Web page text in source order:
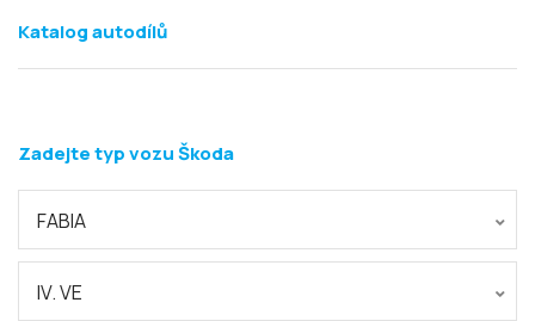
Zadejte typ vozu Škoda
FABIA
IV. VE
Katalog autodílů